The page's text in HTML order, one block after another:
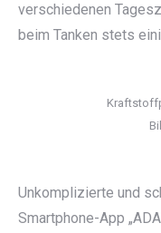
verschiedenen
beim Tanken stets
Unkomplizierte und
Smartphone-App